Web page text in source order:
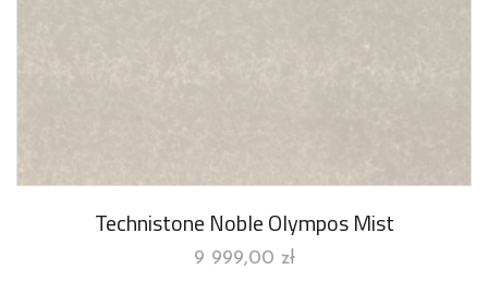
Technistone Noble Olympos Mist
9 999,00 zł